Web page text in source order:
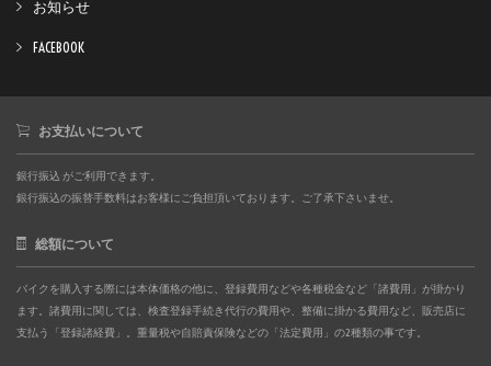
お知らせ
FACEBOOK
お支払いについて
銀行振込 がご利用できます。
銀行振込の振替手数料はお客様にご負担頂いております。ご了承下さいませ。
総額について
バイクを購入する際には本体価格の他に、登録費用などや各種税金など「諸費用」が掛かり
ます。諸費用に関しては、検査登録手続き代行の費用や、整備に掛かる費用など、販売店に
支払う「登録諸経費」。重量税や自賠責保険などの「法定費用」の2種類の事です。